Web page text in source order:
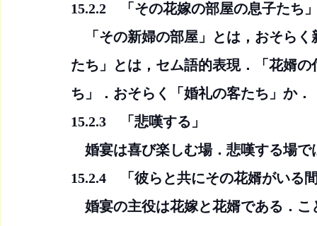
15.2.2　「その花嫁の部屋の息子たち
「その新婦の部屋」とは，おそらく
たち」とは，セム語的表現．「花婿
ち」．おそらく「婚礼の客たち」か．
15.2.3　「悲嘆する」
婚宴は喜び楽しむ場．悲嘆する場で
15.2.4　「彼らと共にその花婿がいる
婚宴の主役は花嫁と花婿である．こ